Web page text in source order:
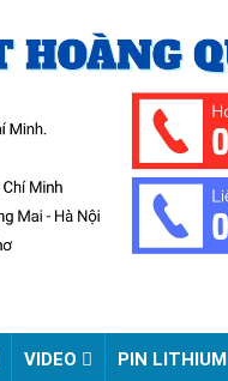
VIDEO PIN LITHIUM